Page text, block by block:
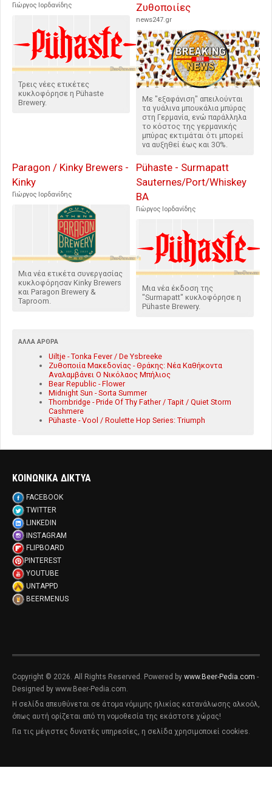
Γιώργος Ιορδανίδης
Τρεις νέες ετικέτες
κυκλοφόρησε η Pühaste
Brewery.
Ζυθοποιίες
news247.gr
Με "εξαφάνιση" απειλούνται
τα γυάλινα μπουκάλια μπύρας
στη Γερμανία, ενώ παράλληλα
το κόστος της γερμανικής
μπύρας εκτιμάται ότι μπορεί
να αυξηθεί έως και 30%.
Paragon / Kinky Brewers -
Kinky
Γιώργος Ιορδανίδης
Μια νέα ετικέτα συνεργασίας
κυκλοφόρησαν Kinky Brewers
και Paragon Brewery &
Taproom.
Pühaste - Surmapatt
Sauternes/Port/Whiskey
BA
Γιώργος Ιορδανίδης
Μια νέα έκδοση της
"Surmapatt" κυκλοφόρησε η
Pühaste Brewery.
ΆΛΛΑ ΆΡΘΡΑ
Uiltje - Tonka Fever / De Ysbreeke
Ζυθοποιία Μακεδονίας - Θράκης: Νέα Καθήκοντα
Αναλαμβάνει Ο Νικόλαος Μπήλιος
Bear Republic - Flower
Midnight Sun - Sorta Summer
Thornbridge - Pride Of Thy Father / Tapit / Quiet Storm
Cashmere
Pühaste - Vool / Roulette Hop Series: Triumph
ΚΟΙΝΩΝΙΚΑ ΔΙΚΤΥΑ
FACEBOOK
TWITTER
LINKEDIN
INSTAGRAM
FLIPBOARD
PINTEREST
YOUTUBE
UNTAPPD
BEERMENUS
Copyright © 2026. All Rights Reserved. Powered by www.Beer-Pedia.com -
Designed by www.Beer-Pedia.com.
Η σελίδα απευθύνεται σε άτομα νόμιμης ηλικίας κατανάλωσης αλκοόλ,
όπως αυτή ορίζεται από τη νομοθεσία της εκάστοτε χώρας!
Για τις μέγιστες δυνατές υπηρεσίες, η σελίδα χρησιμοποιεί cookies.